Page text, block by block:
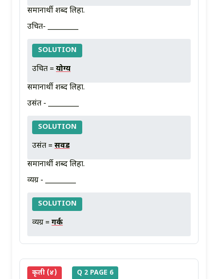
समानार्थी शब्द लिहा.
उचित- _________
SOLUTION
उचित = योग्य
समानार्थी शब्द लिहा.
उसंत - _________
SOLUTION
उसंत = सवड
समानार्थी शब्द लिहा.
व्यग्र - _________
SOLUTION
व्यग्र = गर्क
कृती (४) Q 2 PAGE 6